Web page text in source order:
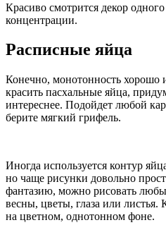
Красиво смотрится декор
концентрации.
Расписные яйца
Конечно, монотонность хорошо
красить пасхальные яйца,
интереснее. Подойдет любой
берите мягкий грифель.
Иногда используется контур
но чаще рисунки довольно
фантазию, можно рисовать
весны, цветы, глаза или листья.
на цветном, однотонном фоне.